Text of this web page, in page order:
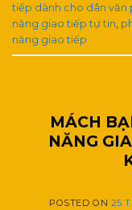
tiếp dành cho dân văn
năng giao tiếp tự tin
năng giao tiếp
MÁCH
NĂNG
POSTED ON 25